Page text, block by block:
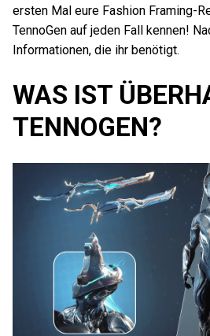
ersten Mal eure Fashion Framing-
TennoGen auf jeden Fall kennen!
Informationen, die ihr benötigt.
WAS IST
TENNOGEN?